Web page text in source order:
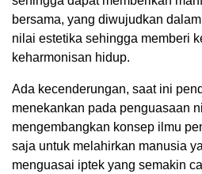
bersama, yang diwujudkan
nilai estetika sehingga memberi
keharmonisan hidup.
Ada kecenderungan, saat ini
menekankan pada penguasaan
mengembangkan konsep ilmu
saja untuk melahirkan manusia
menguasai iptek yang semakin